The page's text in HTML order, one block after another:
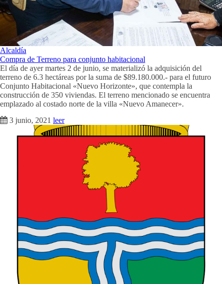
Alcaldía
Compra de Terreno para conjunto habitacional
El día de ayer martes 2 de junio, se materializó la adquisición del
terreno de 6.3 hectáreas por la suma de $89.180.000.- para el futuro
Conjunto Habitacional «Nuevo Horizonte», que contempla la
construcción de 350 viviendas. El terreno mencionado se encuentra
emplazado al costado norte de la villa «Nuevo Amanecer».
3 junio, 2021 leer